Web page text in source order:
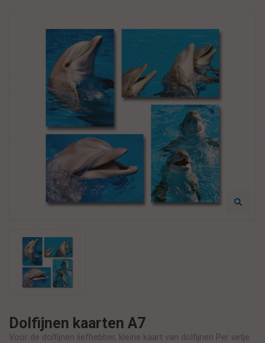
Dolfijnen kaarten A7
Voor de dolfijnen liefhebber, kleine kaart van dolfijnen Per setje